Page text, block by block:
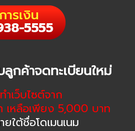
กค้าจดทะเบียนใหม่
เว็บไซต์จาก
หลือเพียง 5,000 บาท
ใต้ชื่อโดเมนเนม